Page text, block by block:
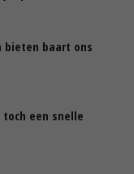
bieten baart ons
een snelle